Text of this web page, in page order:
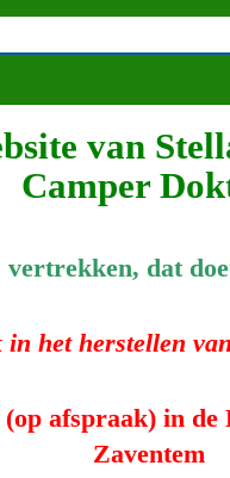
van
Camper
vertrekken, dat
in het herstellen
afspraak) in
Zaventem